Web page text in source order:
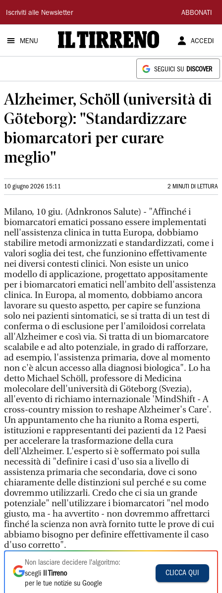
Il
Tirreno
Iscriviti alle Newsletter ABBONATI
MENU ACCEDI
SEGUICI SU DISCOVER
Alzheimer, Schöll (università di
Göteborg): "Standardizzare
biomarcatori per curare
meglio"
10 giugno 2026 15:11 2 MINUTI DI LETTURA
Milano, 10 giu. (Adnkronos Salute) - "Affinché i
biomarcatori ematici possano essere implementati
nell'assistenza clinica in tutta Europa, dobbiamo
stabilire metodi armonizzati e standardizzati, come i
valori soglia dei test, che funzionino effettivamente
nei diversi contesti clinici. Non esiste un unico
modello di applicazione, progettato appositamente
per i biomarcatori ematici nell'ambito dell'assistenza
clinica. In Europa, al momento, dobbiamo ancora
lavorare su questo aspetto, per capire se funziona
solo nei pazienti sintomatici, se si tratta di un test di
conferma o di esclusione per l'amiloidosi correlata
all'Alzheimer e così via. Si tratta di un biomarcatore
scalabile e ad alto potenziale, in grado di rafforzare,
ad esempio, l'assistenza primaria, dove al momento
non c'è alcun accesso alla diagnosi biologica". Lo ha
detto Michael Schöll, professore di Medicina
molecolare dell'università di Göteborg (Svezia),
all'evento di richiamo internazionale 'MindShift - A
cross-country mission to reshape Alzheimer's Care'.
Un appuntamento che ha riunito a Roma esperti,
istituzioni e rappresentanti dei pazienti da 12 Paesi
per accelerare la trasformazione della cura
dell’Alzheimer. L'esperto si è soffermato poi sulla
necessità di "definire i casi d'uso sia a livello di
assistenza primaria che secondaria, dove ci sono
chiaramente delle distinzioni sul perché e su come
dovremmo utilizzarli. Credo che ci sia un grande
potenziale" nell'utilizzare i biomarcatori "nel modo
giusto, ma - ha avvertito - non dovremmo affrettarci
finché la scienza non avrà fornito tutte le prove di cui
abbiamo bisogno per definire effettivamente il caso
d'uso corretto".
Non lasciare decidere l'algoritmo:
scegli
Il Tirreno
per le tue notizie su Google
CLICCA QUI